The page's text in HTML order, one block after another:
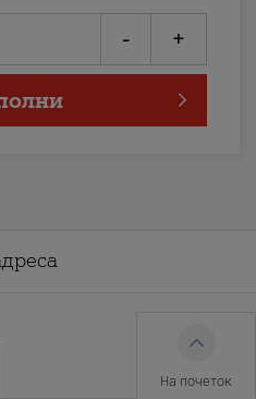
- +
На почеток